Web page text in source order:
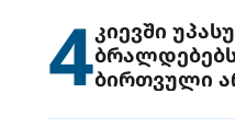
4კიევში
ბირთვული